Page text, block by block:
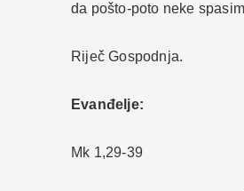
da pošto-poto neke
Riječ Gospodnja.
Evanđelje:
Mk 1,29-39